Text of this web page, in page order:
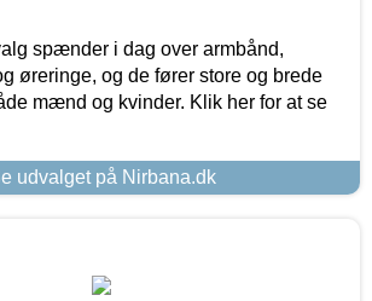
spænder i dag over armbånd,
øreringe, og de fører store og brede
mænd og kvinder. Klik her for at se
udvalget på Nirbana.dk